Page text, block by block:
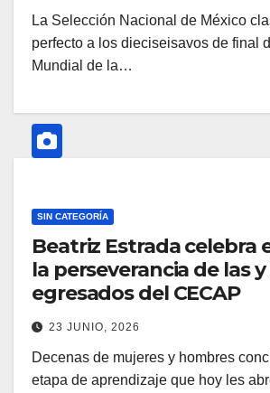
La Selección Nacional de México
perfecto a los dieciseisavos de final
Mundial de la…
SIN CATEGORÍA
Beatriz Estrada celebra
la perseverancia de las y
egresados del CECAP
23 JUNIO, 2026
Decenas de mujeres y hombres
etapa de aprendizaje que hoy les